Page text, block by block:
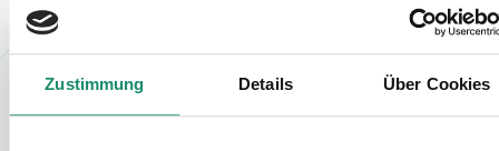
Zustimmung Details Über Cookies
Olivarum Apotheke
im EKZ Rheinhausen